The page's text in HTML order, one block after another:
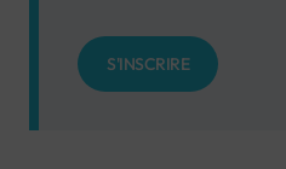
S'INSCRIRE